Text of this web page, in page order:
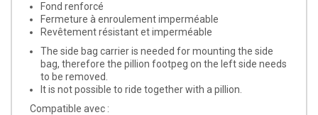
Fond renforcé
Fermeture à enroulement imperméable
Revêtement résistant et imperméable
The side bag carrier is needed for mounting the side
bag, therefore the pillion footpeg on the left side needs
to be removed.
It is not possible to ride together with a pillion.
Compatible avec :